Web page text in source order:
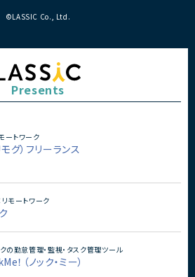
©LASSIC Co., Ltd.
Presents
ートワーク
グ）フリーランス
モートワーク
の勤怠管理・監視・タスク管理ツール
！（ノック・ミー）